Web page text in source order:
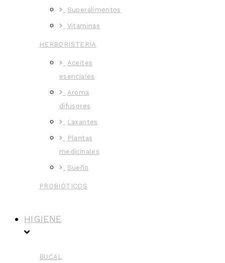
Superalimentos
Vitaminas
HERBORISTERÍA
Aceites
esenciales
Aroma
difusores
Laxantes
Plantas
medicinales
Sueño
PROBIÓTICOS
HIGIENE
BUCAL